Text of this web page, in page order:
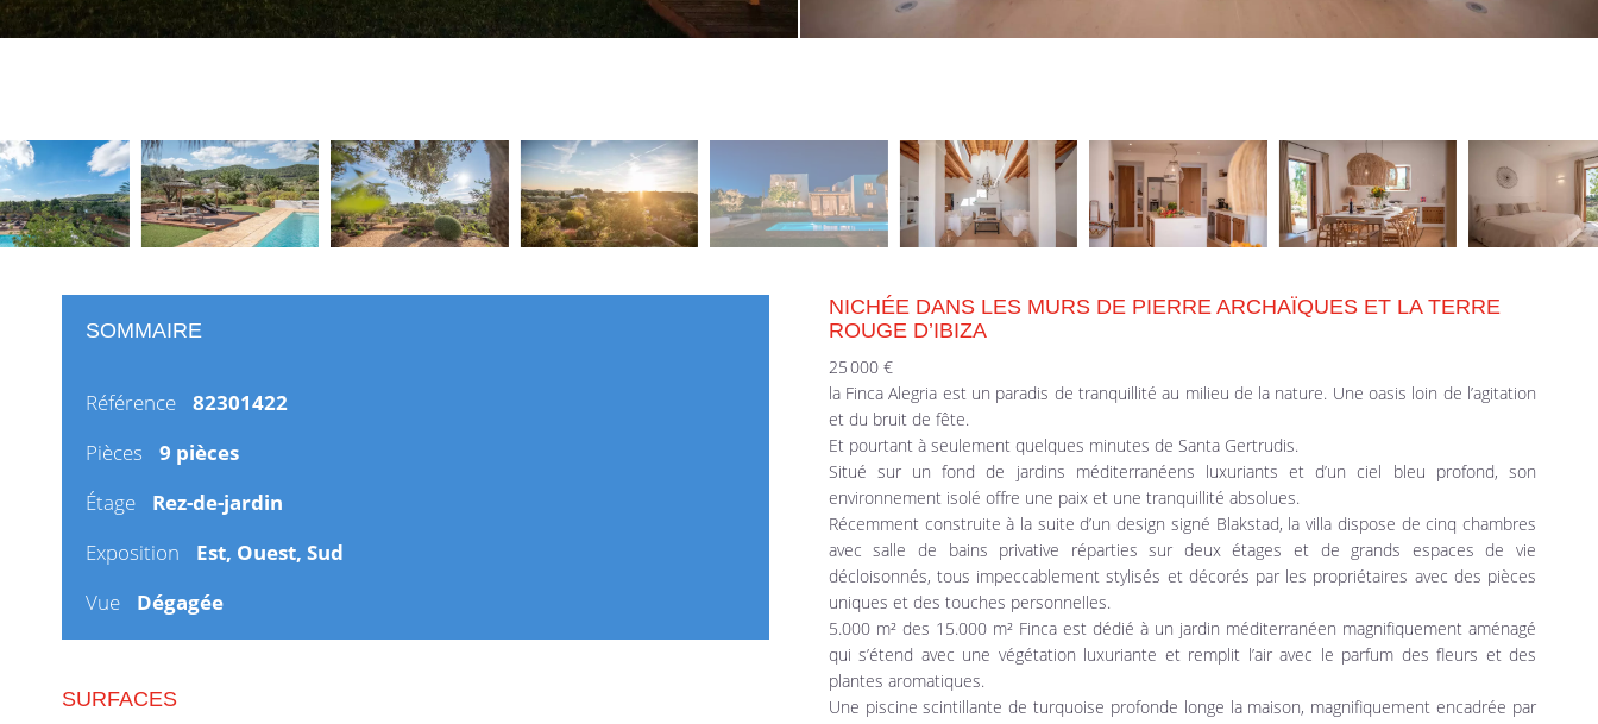
SOMMAIRE
Référence
82301422
Pièces
9 pièces
Étage
Rez-de-jardin
Exposition
Est, Ouest, Sud
Vue
Dégagée
SURFACES
NICHÉE DANS LES MURS DE PIERRE ARCHAÏQUES ET LA TERRE
ROUGE D’IBIZA
25 000 €
la Finca Alegria est un paradis de tranquillité au milieu de la nature. Une oasis loin de l’agitation
et du bruit de fête.
Et pourtant à seulement quelques minutes de Santa Gertrudis.
Situé sur un fond de jardins méditerranéens luxuriants et d’un ciel bleu profond, son
environnement isolé offre une paix et une tranquillité absolues.
Récemment construite à la suite d’un design signé Blakstad, la villa dispose de cinq chambres
avec salle de bains privative réparties sur deux étages et de grands espaces de vie
décloisonnés, tous impeccablement stylisés et décorés par les propriétaires avec des pièces
uniques et des touches personnelles.
5.000 m² des 15.000 m² Finca est dédié à un jardin méditerranéen magnifiquement aménagé
qui s’étend avec une végétation luxuriante et remplit l’air avec le parfum des fleurs et des
plantes aromatiques.
Une piscine scintillante de turquoise profonde longe la maison, magnifiquement encadrée par